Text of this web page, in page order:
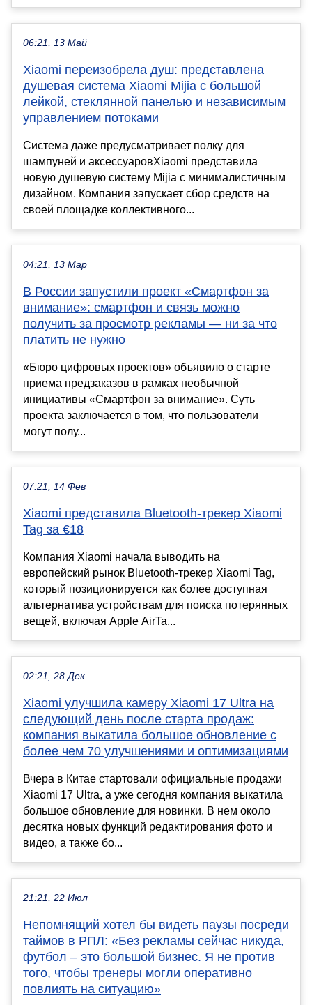
06:21, 13 Май
Xiaomi переизобрела душ: представлена
душевая система Xiaomi Mijia с большой
лейкой, стеклянной панелью и независимым
управлением потоками
Система даже предусматривает полку для
шампуней и аксессуаровXiaomi представила
новую душевую систему Mijia с минималистичным
дизайном. Компания запускает сбор средств на
своей площадке коллективного...
04:21, 13 Мар
В России запустили проект «Смартфон за
внимание»: смартфон и связь можно
получить за просмотр рекламы — ни за что
платить не нужно
«Бюро цифровых проектов» объявило о старте
приема предзаказов в рамках необычной
инициативы «Смартфон за внимание». Суть
проекта заключается в том, что пользователи
могут полу...
07:21, 14 Фев
Xiaomi представила Bluetooth-трекер Xiaomi
Tag за €18
Компания Xiaomi начала выводить на
европейский рынок Bluetooth-трекер Xiaomi Tag,
который позиционируется как более доступная
альтернатива устройствам для поиска потерянных
вещей, включая Apple AirTa...
02:21, 28 Дек
Xiaomi улучшила камеру Xiaomi 17 Ultra на
следующий день после старта продаж:
компания выкатила большое обновление с
более чем 70 улучшениями и оптимизациями
Вчера в Китае стартовали официальные продажи
Xiaomi 17 Ultra, а уже сегодня компания выкатила
большое обновление для новинки. В нем около
десятка новых функций редактирования фото и
видео, а также бо...
21:21, 22 Июл
Непомнящий хотел бы видеть паузы посреди
таймов в РПЛ: «Без рекламы сейчас никуда,
футбол – это большой бизнес. Я не против
того, чтобы тренеры могли оперативно
повлиять на ситуацию»